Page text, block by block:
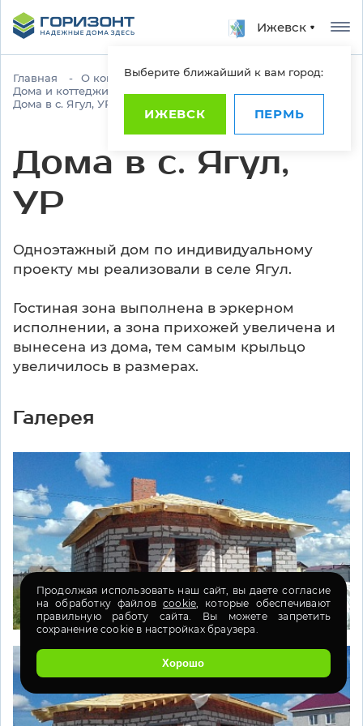
Ижевск
Выберите ближайший к вам город:
ИЖЕВСК ПЕРМЬ
Главная О компании
Наши работы
Дома и коттеджи построенные СК "Горизонт"
Дома в с. Ягул, УР
Дома в с. Ягул,
УР
Одноэтажный дом по индивидуальному
проекту мы реализовали в селе Ягул.
Гостиная зона выполнена в эркерном
исполнении, а зона прихожей увеличена и
вынесена из дома, тем самым крыльцо
увеличилось в размерах.
Галерея
Продолжая использовать наш сайт, вы даете согласие
на обработку файлов cookie, которые обеспечивают
правильную работу сайта. Вы можете запретить
сохранение cookie в настройках браузера.
Хорошо